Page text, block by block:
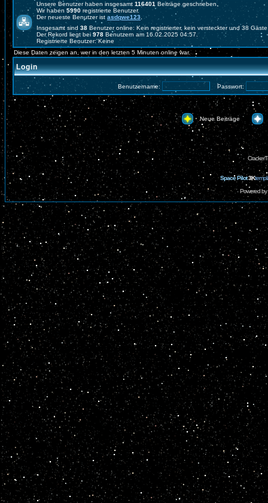
Unsere Benutzer haben insgesamt 116401 Beiträge geschrieben.
Wir haben 5990registrierte Benutzer.
Der neueste Benutzer ist asdqwe123
Insgesamt sind 38 Benutzer online: Kein registrierter, kein versteckter und 38
Der Rekord liegt bei 978 Benutzern am 16.02.2025 04:57.
Registrierte Benutzer: Keine
Diese Daten zeigen an, wer in den letzten 5 Minuten online war.
Login
Benutzername: Passwort:
Neue Beiträge
Space Pilot3K
Powered by